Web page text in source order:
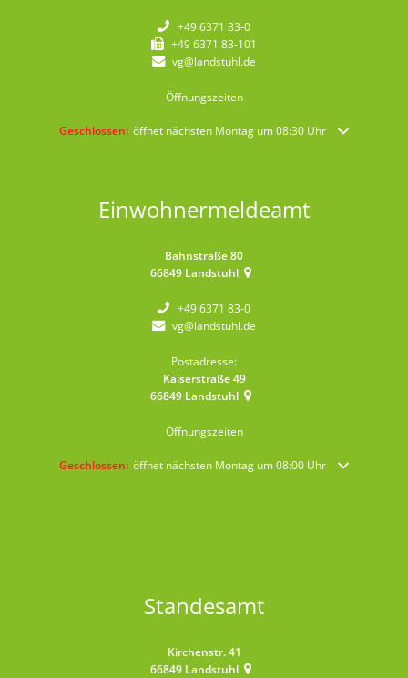
+49 6371 83-0
+49 6371 83-101
vg@landstuhl.de
Öffnungszeiten
Klicken, um weitere Öffnungs- oder Schließzeiten auszublenden
Geschlossen: öffnet nächsten Montag um 08:30 Uhr
Einwohnermeldeamt
Bahnstraße 80
66849 Landstuhl
+49 6371 83-0
vg@landstuhl.de
Postadresse:
Kaiserstraße 49
66849 Landstuhl
Öffnungszeiten
Klicken, um weitere Öffnungs- oder Schließzeiten auszublenden
Geschlossen: öffnet nächsten Montag um 08:00 Uhr
Standesamt
Kirchenstr. 41
66849 Landstuhl